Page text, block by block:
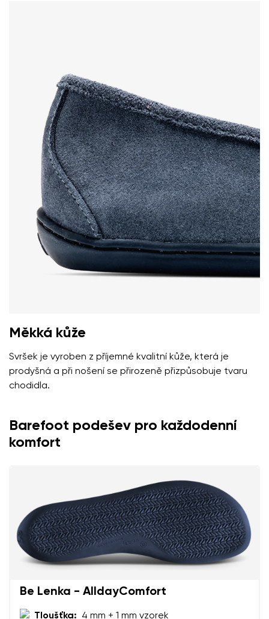
Měkká kůže
Svršek je vyroben z příjemné kvalitní kůže, která je
prodyšná a při nošení se přirozeně přizpůsobuje tvaru
chodidla.
Barefoot podešev pro každodenní
komfort
Be Lenka - AlldayComfort
Tloušťka: 4 mm + 1 mm vzorek